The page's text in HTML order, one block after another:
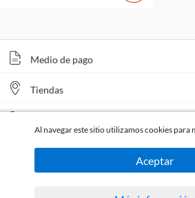
Medio de pago
Tiendas
Al navegar este sitio utilizamos cookies para
Aceptar